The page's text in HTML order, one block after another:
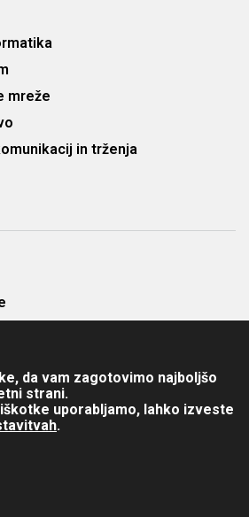
mreže
in trženja
d.o.o. Višja strokovna šola. Vse pravice
da vam zagotovimo najboljšo
strani.
uporabljamo, lahko izveste
.